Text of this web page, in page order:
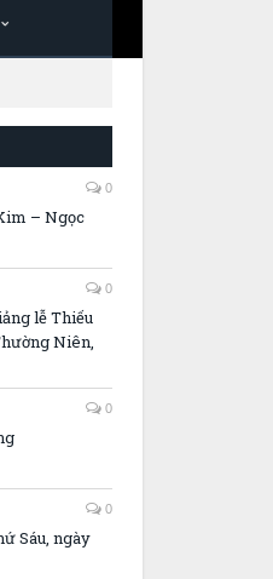
0
– Ngọc
0
lễ Thiếu
Niên,
0
0
Sáu, ngày